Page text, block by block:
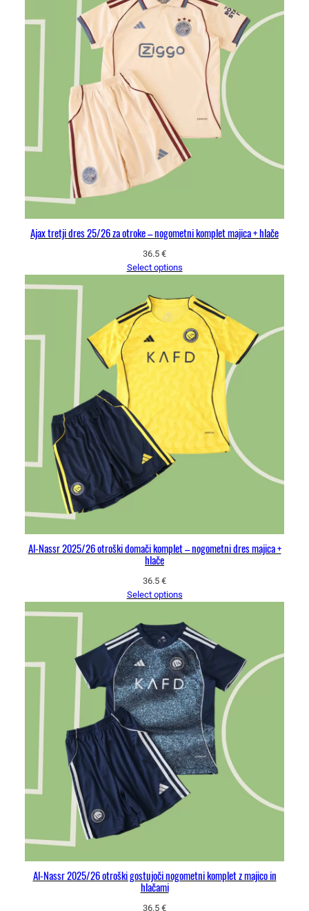
Ajax tretji dres 25/26 za otroke – nogometni komplet majica + hlače
36.5 €
Select options
Al-Nassr 2025/26 otroški domači komplet – nogometni dres majica +
hlače
36.5 €
Select options
Al-Nassr 2025/26 otroški gostujoči nogometni komplet z majico in
hlačami
36.5 €